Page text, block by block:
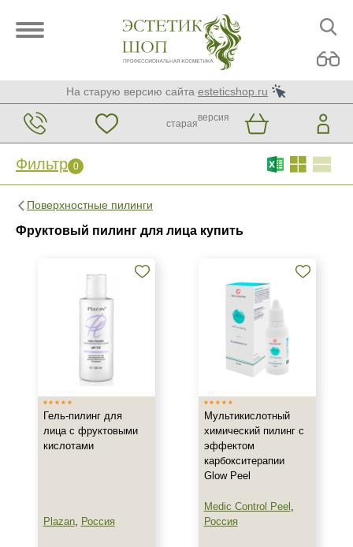
На старую версию сайта esteticshop.ru
старая
версия
Фильтр 0
Поверхностные пилинги
Фруктовый пилинг для лица купить
Фильтр 0
Гель
Пилинг
Гель-пилинг для
лица с фруктовыми
кислотами
Plazan, Россия
Мультикислотный
химический пилинг с
эффектом
карбокситерапии
Glow Peel
Medic Control Peel ,
Россия